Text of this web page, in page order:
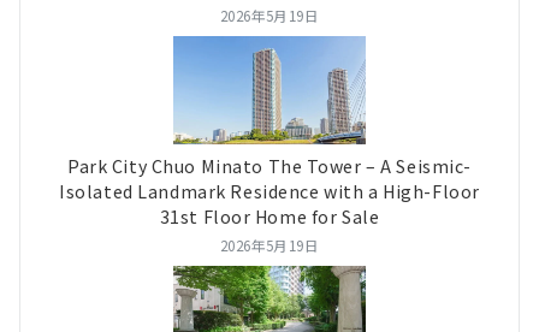
2026年5月19日
Park City Chuo Minato The Tower – A Seismic-
Isolated Landmark Residence with a High-Floor
31st Floor Home for Sale
2026年5月19日